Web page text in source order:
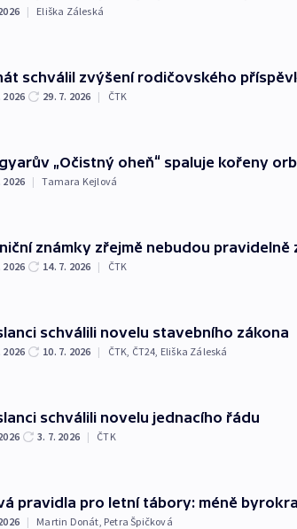
| Eliška Záleská
schválil zvýšení rodičovského
2026 29. 7. 2026 | ČTK
„Očistný oheň“ spaluje kořeny
2026 | Tamara Kejlová
známky zřejmě nebudou
2026 14. 7. 2026 | ČTK
schválili novelu stavebního zákona
2026 10. 7. 2026 | ČTK, ČT24, Eliška Záleská
schválili novelu jednacího řádu
3. 7. 2026 | ČTK
pravidla pro letní tábory: méně
| Martin Donát, Petra Špičková